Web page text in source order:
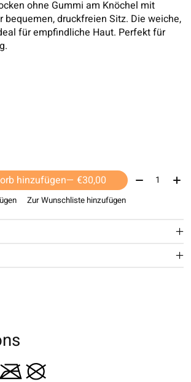
ohne Gummi am Knöchel mit
bequemen, druckfreien Sitz. Die weiche,
für empfindliche Haut. Perfekt für
hinzufügen — €30,00 Menge:
Zur Wunschliste hinzufügen